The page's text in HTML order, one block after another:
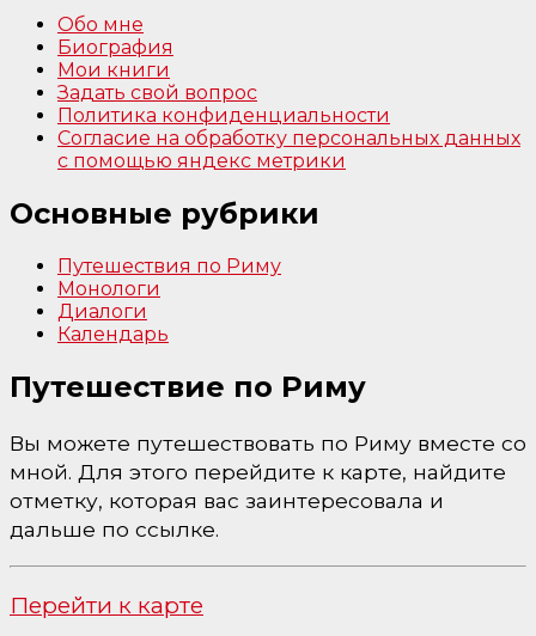
Обо мне
Биография
Мои книги
Задать свой вопрос
Политика конфиденциальности
Согласие на обработку персональных данных
с помощью яндекс метрики
Основные рубрики
Путешествия по Риму
Монологи
Диалоги
Календарь
Путешествие по Риму
Вы можете путешествовать по Риму вместе со
мной. Для этого перейдите к карте, найдите
отметку, которая вас заинтересовала и
дальше по ссылке.
Перейти к карте